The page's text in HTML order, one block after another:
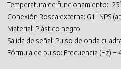
Temperatura de funcionamiento: -
Conexión Rosca externa: G1" NPS
Material: Plástico negro
Salida de señal: Pulso de onda
Fórmula de pulso: Frecuencia (Hz) =